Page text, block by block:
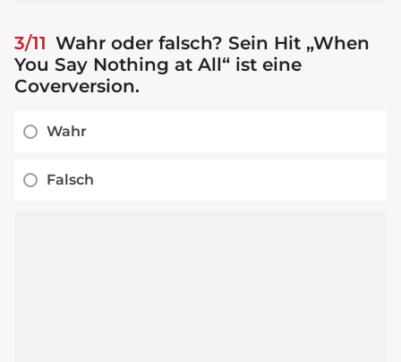
3/11 Wahr oder falsch? Sein Hit „When
You Say Nothing at All“ ist eine
Coverversion.
Wahr
Falsch